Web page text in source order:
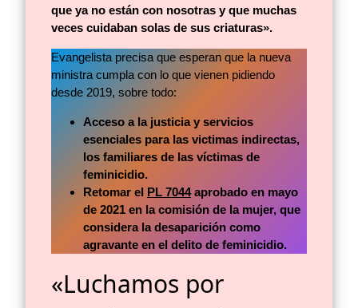
que ya no están con nosotras y que muchas
veces cuidaban solas de sus criaturas».
Evangelista precisa que esperan que la nueva
ministra cumpla con lo que vienen pidiendo
desde 2019, sobre todo:
Acceso a la justicia y servicios
esenciales para las victimas indirectas,
los familiares de las víctimas de
feminicidio.
Retomar el PL 7044aprobado en mayo
de 2021 en la comisión de la mujer, que
considera la desaparición como
agravante en el delito de feminicidio.
«Luchamos por